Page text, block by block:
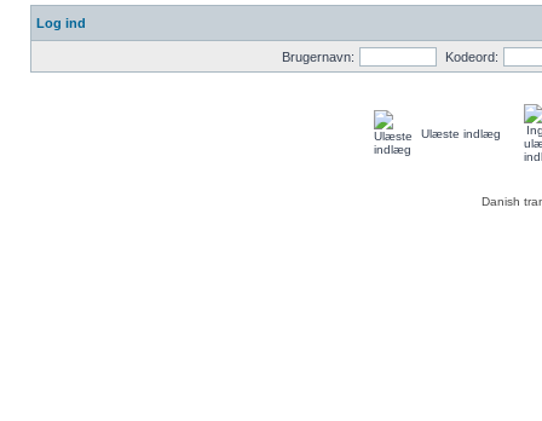
Log ind
Brugernavn: Kodeord:
Ulæste indlæg
Danish